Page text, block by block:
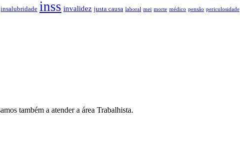
insalubridade inss invalidez justa causa laboral mei morte médico pensão periculosidade
também a atender a área Trabalhista.